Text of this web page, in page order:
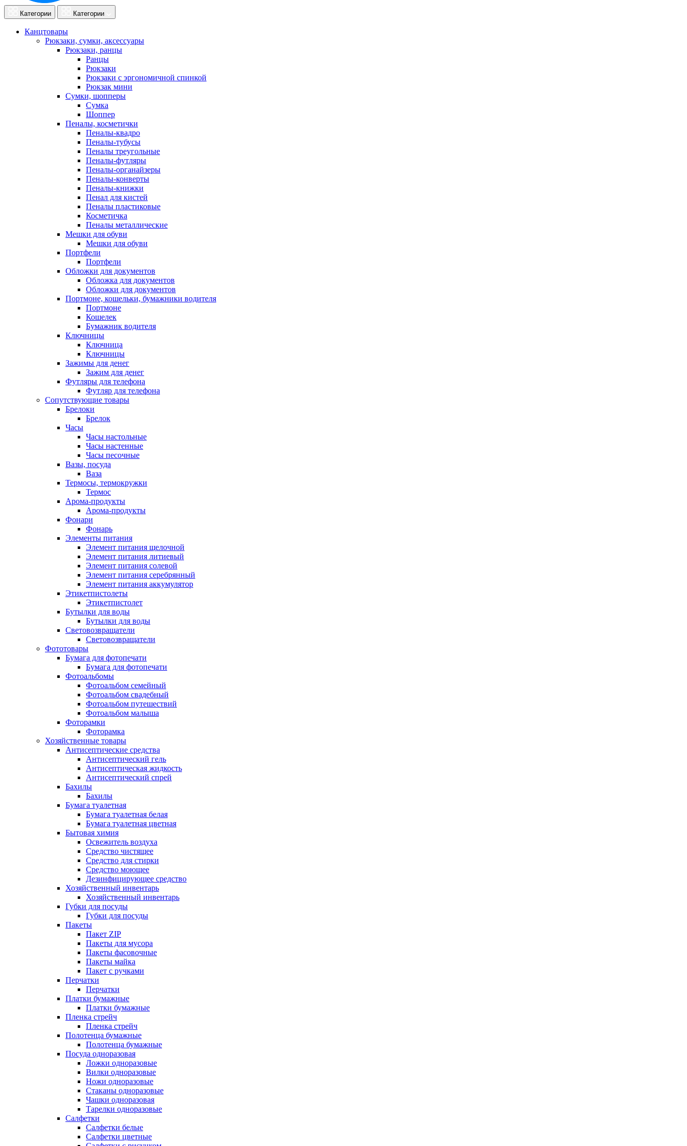
Категории Категории
Канцтовары
Рюкзаки, сумки, аксессуары
Рюкзаки, ранцы
Ранцы
Рюкзаки
Рюкзаки с эргономичной спинкой
Рюкзак мини
Сумки, шопперы
Сумка
Шоппер
Пеналы, косметички
Пеналы-квадро
Пеналы-тубусы
Пеналы треугольные
Пеналы-футляры
Пеналы-органайзеры
Пеналы-конверты
Пеналы-книжки
Пенал для кистей
Пеналы пластиковые
Косметичка
Пеналы металлические
Мешки для обуви
Мешки для обуви
Портфели
Портфели
Обложки для документов
Обложка для документов
Обложки для документов
Портмоне, кошельки, бумажники водителя
Портмоне
Кошелек
Бумажник водителя
Ключницы
Ключница
Ключницы
Зажимы для денег
Зажим для денег
Футляры для телефона
Футляр для телефона
Сопутствующие товары
Брелоки
Брелок
Часы
Часы настольные
Часы настенные
Часы песочные
Вазы, посуда
Ваза
Термосы, термокружки
Термос
Арома-продукты
Арома-продукты
Фонари
Фонарь
Элементы питания
Элемент питания щелочной
Элемент питания литиевый
Элемент питания солевой
Элемент питания серебрянный
Элемент питания аккумулятор
Этикетпистолеты
Этикетпистолет
Бутылки для воды
Бутылки для воды
Световозвращатели
Световозвращатели
Фототовары
Бумага для фотопечати
Бумага для фотопечати
Фотоальбомы
Фотоальбом семейный
Фотоальбом свадебный
Фотоальбом путешествий
Фотоальбом малыша
Фоторамки
Фоторамка
Хозяйственные товары
Антисептические средства
Антисептический гель
Антисептическая жидкость
Антисептический спрей
Бахилы
Бахилы
Бумага туалетная
Бумага туалетная белая
Бумага туалетная цветная
Бытовая химия
Освежитель воздуха
Средство чистящее
Средство для стирки
Средство моющее
Дезинфицирующее средство
Хозяйственный инвентарь
Хозяйственный инвентарь
Губки для посуды
Губки для посуды
Пакеты
Пакет ZIP
Пакеты для мусора
Пакеты фасовочные
Пакеты майка
Пакет с ручками
Перчатки
Перчатки
Платки бумажные
Платки бумажные
Пленка стрейч
Пленка стрейч
Полотенца бумажные
Полотенца бумажные
Посуда одноразовая
Ложки одноразовые
Вилки одноразовые
Ножи одноразовые
Стаканы одноразовые
Чашки одноразовая
Тарелки одноразовые
Салфетки
Салфетки белые
Салфетки цветные